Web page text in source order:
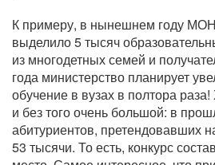
К примеру, в нынешнем году
выделило 5 тысяч
из многодетных семей и
года министерство планирует
обучение в вузах в полтора
и без того очень большой: в
абитуриентов, претендовавших
53 тысячи. То есть, конкурс